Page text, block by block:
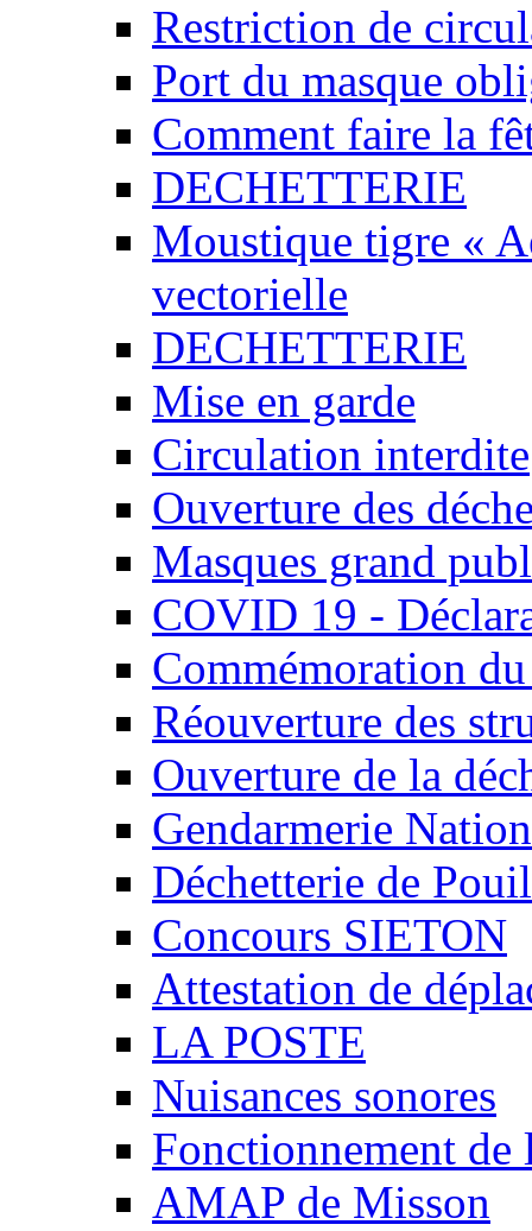
Restriction de
Port du masque
Comment faire la
DECHETTERIE
Moustique tigre «
vectorielle
DECHETTERIE
Mise en garde
Circulation interdite
Ouverture des
Masques grand
COVID 19 -
Commémoration
Réouverture des
Ouverture de la
Gendarmerie
Déchetterie de
Concours SIETON
Attestation de
LA POSTE
Nuisances sonores
Fonctionnement
AMAP de Misson